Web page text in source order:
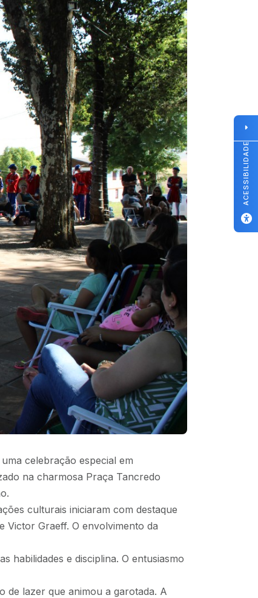
celebração especial em
na charmosa Praça Tancredo
culturais iniciaram com destaque
Victor Graeff. O envolvimento da
habilidades e disciplina. O entusiasmo
de lazer que animou a garotada. A
ACESSIBILIDADE